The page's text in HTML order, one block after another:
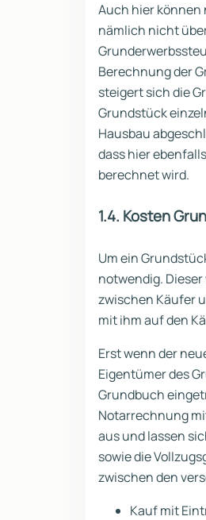
Auch hier können
nämlich nicht
Berechnung der
steigert sich die
Grundstück
Hausbau
dass hier
berechnet wird.
1.4. Kosten
Um ein
notwendig.
zwischen Käufer
mit ihm auf den
Erst wenn der
Eigentümer des
Grundbuch
Notarrechnung
aus und lassen
sowie die
zwischen den
Kauf mit